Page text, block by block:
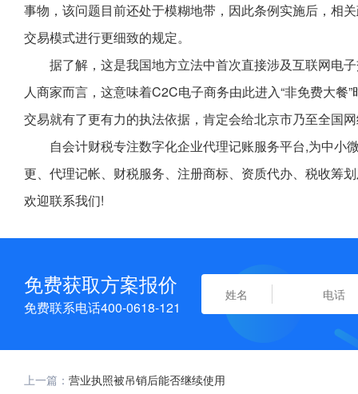
事物，该问题目前还处于模糊地带，因此条例实施后，相
交易模式进行更细致的规定。
据了解，这是我国地方立法中首次直接涉及互联网电
人商家而言，这意味着C2C电子商务由此进入“非免费大
交易就有了更有力的执法依据，肯定会给北京市乃至全国
自会计财税专注数字化企业代理记账服务平台,为中
更、代理记帐、财税服务、注册商标、资质代办、税收筹
欢迎联系我们!
免费获取方案报价
免费联系电话400-0618-121
上一篇： 营业执照被吊销后能否继续使用